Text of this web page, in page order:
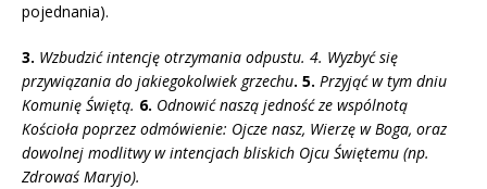
pojednania).
3. Wzbudzić intencję otrzymania odpustu. 4. Wyzbyć się
przywiązania do jakiegokolwiek grzechu. 5. Przyjąć w tym dniu
Komunię Świętą. 6. Odnowić naszą jedność ze wspólnotą
Kościoła poprzez odmówienie: Ojcze nasz, Wierzę w Boga, oraz
dowolnej modlitwy w intencjach bliskich Ojcu Świętemu (np.
Zdrowaś Maryjo).